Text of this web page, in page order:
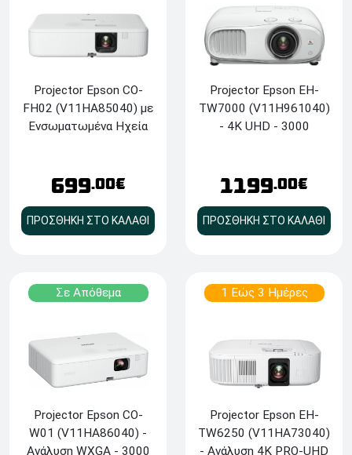
Projector Epson CO-
FH02 (V11HA85040) με
Ενσωματωμένα Ηχεία
391'' - HDMI, USB -
699.00€
ΠΡΟΣΘΗΚΗ ΣΤΟ ΚΑΛΑΘΙ
Projector Epson EH-
TW7000 (V11H961040)
- 4K UHD - 3000
1199.00€
ΠΡΟΣΘΗΚΗ ΣΤΟ ΚΑΛΑΘΙ
Σε Απόθεμα
Projector Epson CO-
W01 (V11HA86040) -
Ανάλυση WXGA - 3000
1 Εώς 3 Ημέρες
Projector Epson EH-
TW6250 (V11HA73040)
- Ανάλυση 4K PRO-UHD